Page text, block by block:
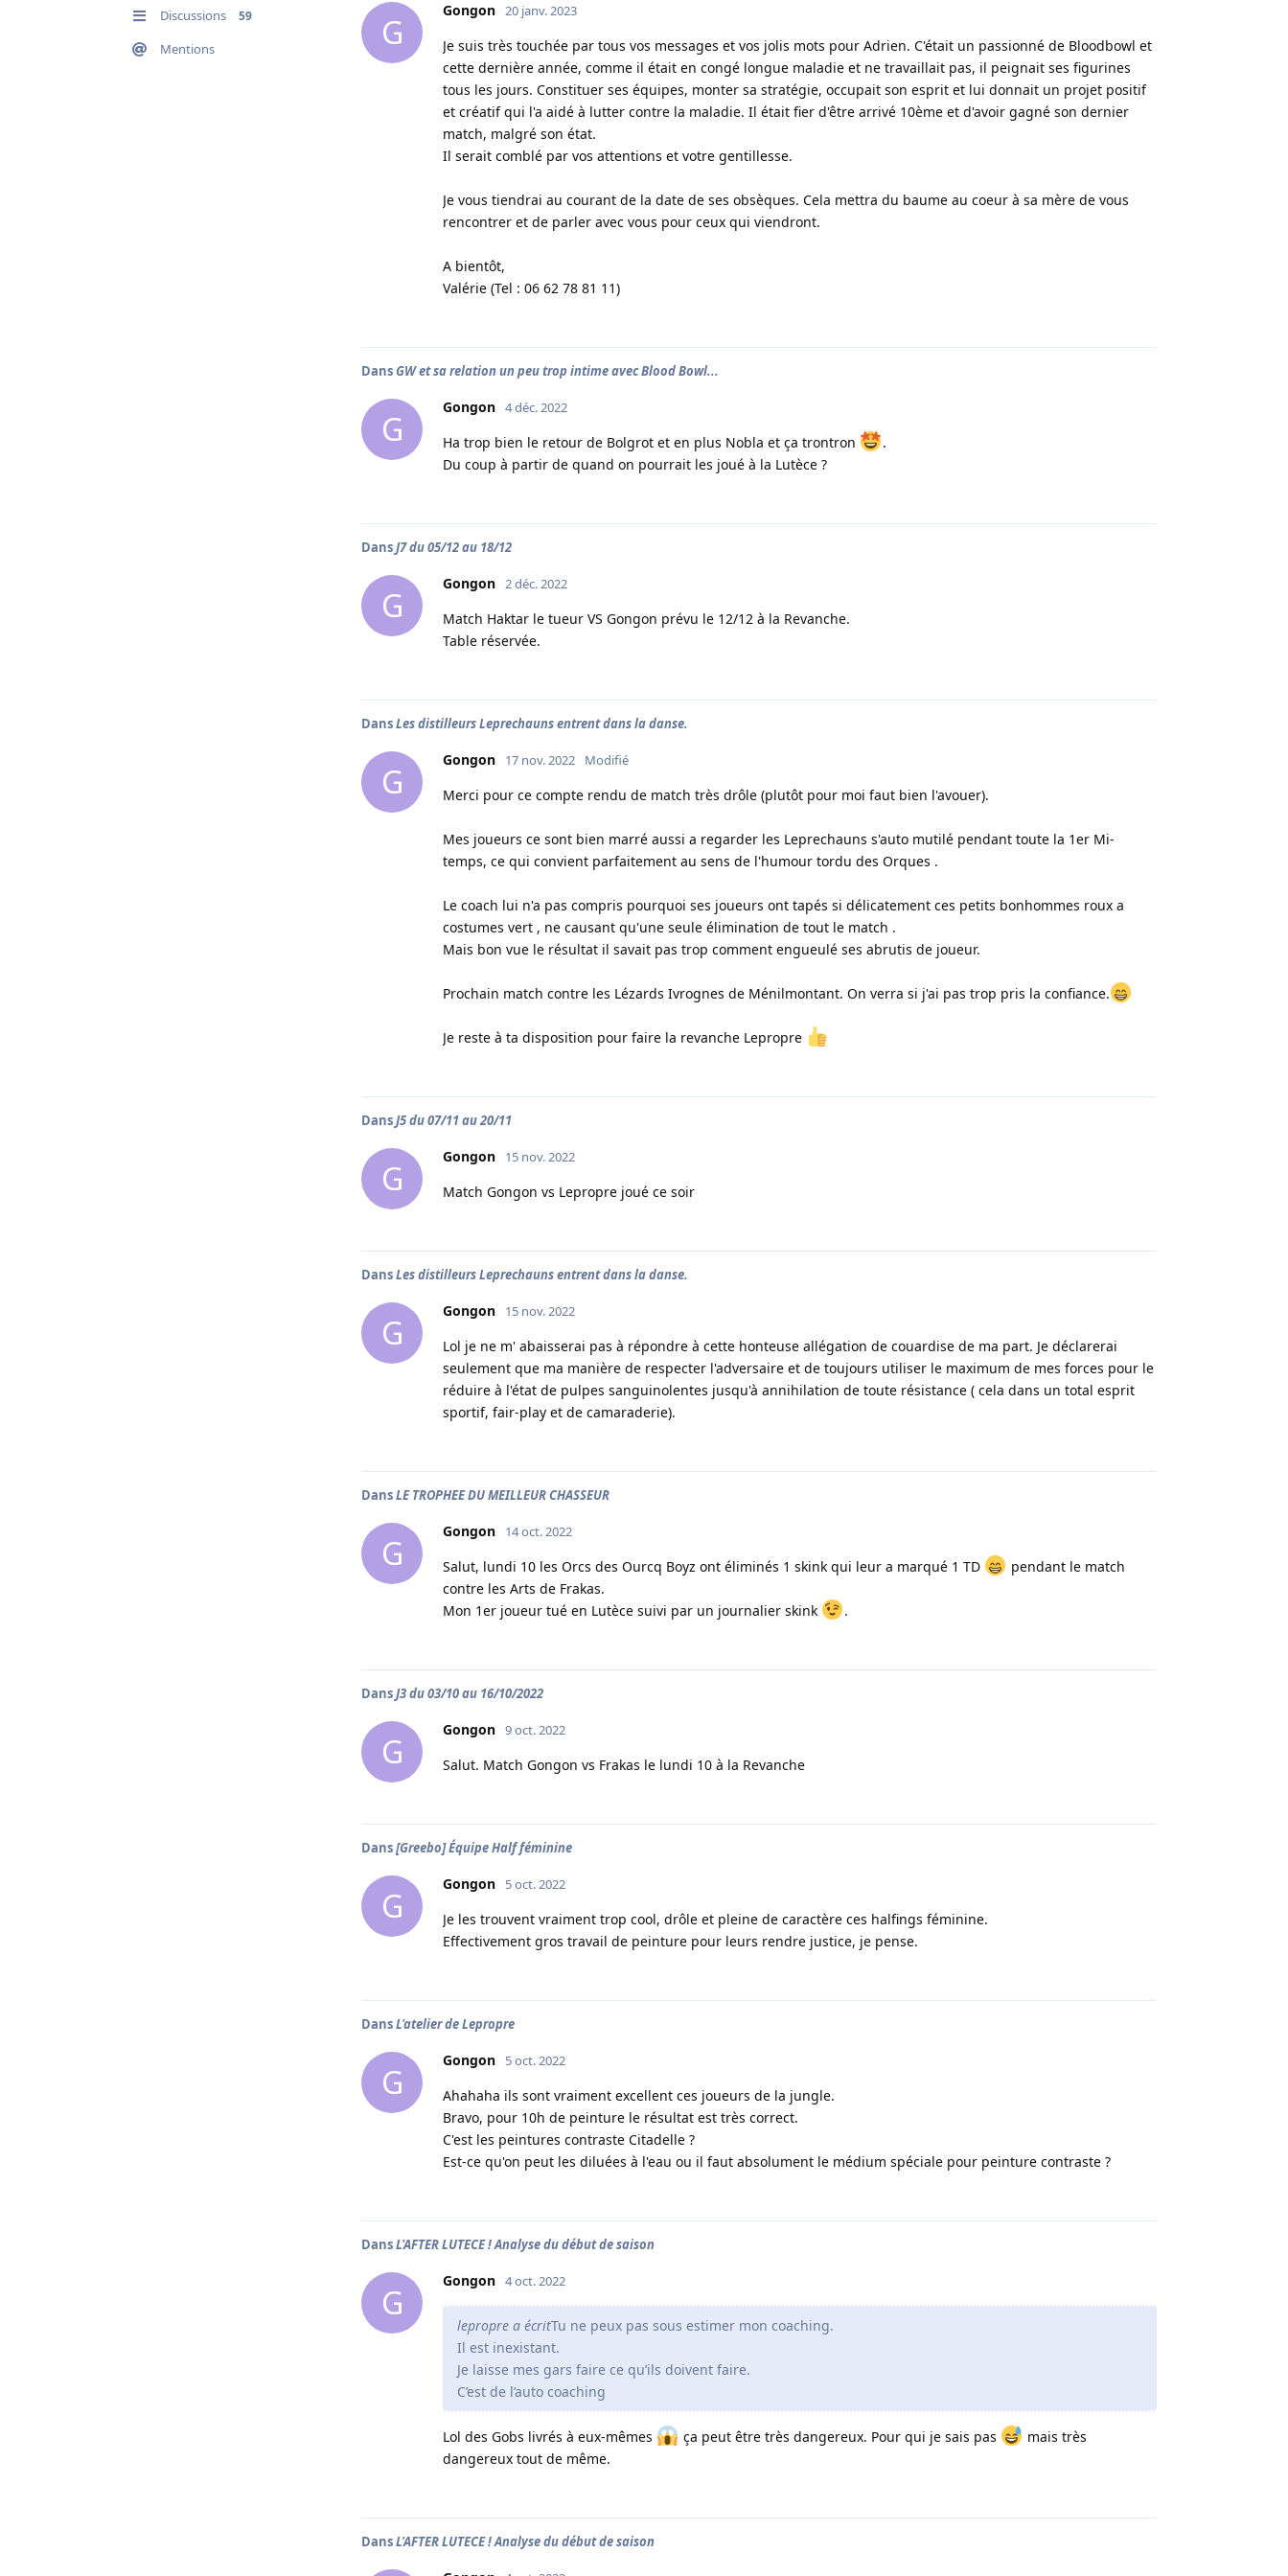
Discussions 59
Mentions G
Gongon 20 janv. 2023
Je suis très touchée par tous vos messages et vos jolis mots pour Adrien. C'était un passionné de Bloodbowl et
cette dernière année, comme il était en congé longue maladie et ne travaillait pas, il peignait ses figurines
tous les jours. Constituer ses équipes, monter sa stratégie, occupait son esprit et lui donnait un projet positif
et créatif qui l'a aidé à lutter contre la maladie. Il était fier d'être arrivé 10ème et d'avoir gagné son dernier
match, malgré son état.
Il serait comblé par vos attentions et votre gentillesse.
Je vous tiendrai au courant de la date de ses obsèques. Cela mettra du baume au coeur à sa mère de vous
rencontrer et de parler avec vous pour ceux qui viendront.
A bientôt,
Valérie (Tel : 06 62 78 81 11)
DansGW et sa relation un peu trop intime avec Blood Bowl...
G
Gongon 4 déc. 2022
Ha trop bien le retour de Bolgrot et en plus Nobla et ça trontron
.
Du coup à partir de quand on pourrait les joué à la Lutèce ?
DansJ7 du 05/12 au 18/12
G
Gongon 2 déc. 2022
Match Haktar le tueur VS Gongon prévu le 12/12 à la Revanche.
Table réservée.
DansLes distilleurs Leprechauns entrent dans la danse.
G
Gongon 17 nov. 2022 Modifié
Merci pour ce compte rendu de match très drôle (plutôt pour moi faut bien l'avouer).
Mes joueurs ce sont bien marré aussi a regarder les Leprechauns s'auto mutilé pendant toute la 1er Mi-
temps, ce qui convient parfaitement au sens de l'humour tordu des Orques .
Le coach lui n'a pas compris pourquoi ses joueurs ont tapés si délicatement ces petits bonhommes roux a
costumes vert , ne causant qu'une seule élimination de tout le match .
Mais bon vue le résultat il savait pas trop comment engueulé ses abrutis de joueur.
Prochain match contre les Lézards Ivrognes de Ménilmontant. On verra si j'ai pas trop pris la confiance.
Je reste à ta disposition pour faire la revanche Lepropre
DansJ5 du 07/11 au 20/11
G
Gongon 15 nov. 2022
Match Gongon vs Lepropre joué ce soir
DansLes distilleurs Leprechauns entrent dans la danse.
G
Gongon 15 nov. 2022
Lol je ne m' abaisserai pas à répondre à cette honteuse allégation de couardise de ma part. Je déclarerai
seulement que ma manière de respecter l'adversaire et de toujours utiliser le maximum de mes forces pour le
réduire à l'état de pulpes sanguinolentes jusqu'à annihilation de toute résistance ( cela dans un total esprit
sportif, fair-play et de camaraderie).
DansLE TROPHEE DU MEILLEUR CHASSEUR
G
Gongon 14 oct. 2022
Salut, lundi 10 les Orcs des Ourcq Boyz ont éliminés 1 skink qui leur a marqué 1 TD
pendant le match
contre les Arts de Frakas.
Mon 1er joueur tué en Lutèce suivi par un journalier skink
.
DansJ3 du 03/10 au 16/10/2022
G
Gongon 9 oct. 2022
Salut. Match Gongon vs Frakas le lundi 10 à la Revanche
Dans[Greebo] Équipe Half féminine
G
Gongon 5 oct. 2022
Je les trouvent vraiment trop cool, drôle et pleine de caractère ces halfings féminine.
Effectivement gros travail de peinture pour leurs rendre justice, je pense.
DansL'atelier de Lepropre
G
Gongon 5 oct. 2022
Ahahaha ils sont vraiment excellent ces joueurs de la jungle.
Bravo, pour 10h de peinture le résultat est très correct.
C'est les peintures contraste Citadelle ?
Est-ce qu'on peut les diluées à l'eau ou il faut absolument le médium spéciale pour peinture contraste ?
DansL'AFTER LUTECE ! Analyse du début de saison
G
Gongon 4 oct. 2022
lepropre a écritTu ne peux pas sous estimer mon coaching.
Il est inexistant.
Je laisse mes gars faire ce qu’ils doivent faire.
C’est de l’auto coaching
Lol des Gobs livrés à eux-mêmes ça peut être très dangereux. Pour qui je sais pas
mais très
dangereux tout de même.
DansL'AFTER LUTECE ! Analyse du début de saison